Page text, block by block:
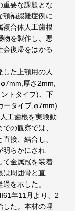
重要な課題とな
顎補綴難症例に
複合体人工歯根
物を製作し、悪
会復帰をはかる
た上顎用の人
厚さ2mm,
トタイプ)、下
ータイプ,φ7mm)
工歯根を実験動
の観察では、
接、結合し、
明らかにされ
て金属冠を装着
は周囲骨と直
を示した。
61年11月より、2
した。本材の埋